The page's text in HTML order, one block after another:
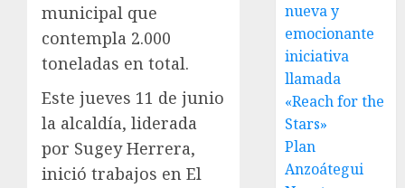
municipal que
contempla 2.000
toneladas en total.
Este jueves 11 de junio
la alcaldía, liderada
por Sugey Herrera,
inició trabajos en El
nueva y
emocionante
iniciativa
llamada
«Reach for the
Stars»
Plan
Anzoátegui